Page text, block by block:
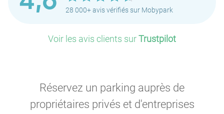
28 000+ avis vérifiés sur Mobypark
Voir les avis clients surTrustpilot
Réservez un parking auprès de
propriétaires privés et d'entreprises
P
P